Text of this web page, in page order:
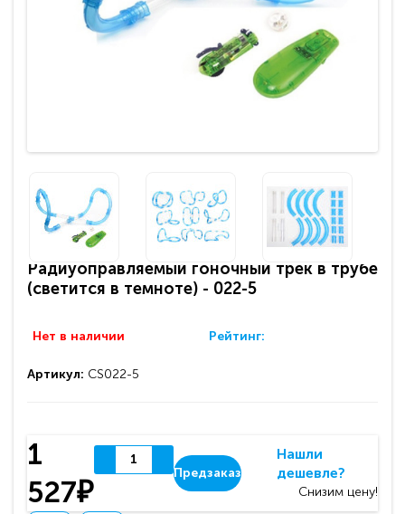
Радиуоправляемый гоночный трек в трубе
(светится в темноте) - 022-5
Нет в наличии Рейтинг:
Артикул: CS022-5
1
527₽
Предзаказ
Нашли
дешевле?
Снизим цену!